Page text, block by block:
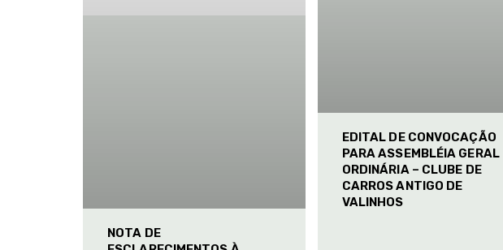
NOTA DE
EDITAL DE CONVOCAÇÃO
PARA ASSEMBLÉIA GERAL
ORDINÁRIA – CLUBE DE
CARROS ANTIGO DE
VALINHOS